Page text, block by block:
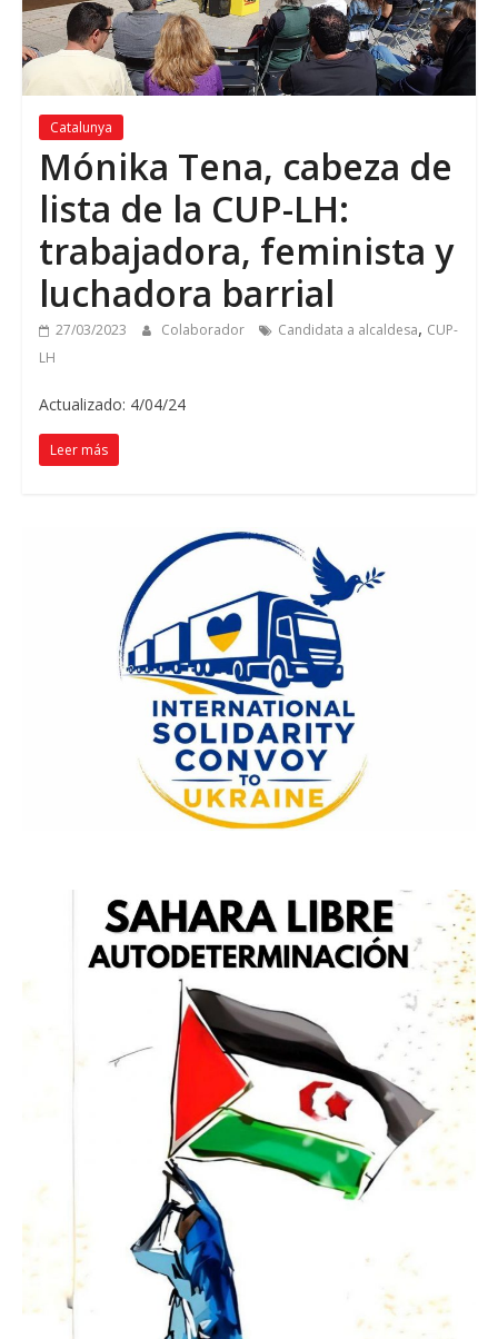
Catalunya
Mónika Tena, cabeza de
lista de la CUP-LH:
trabajadora, feminista y
luchadora barrial
27/03/2023 Colaborador Candidata a alcaldesa, CUP-
LH
Actualizado: 4/04/24
Leer más